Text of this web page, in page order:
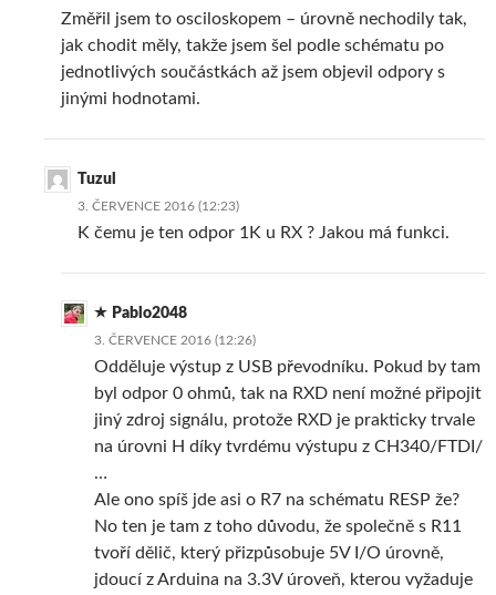
Změřil jsem to osciloskopem – úrovně nechodily tak,
jak chodit měly, takže jsem šel podle schématu po
jednotlivých součástkách až jsem objevil odpory s
jinými hodnotami.
Tuzul
3. ČERVENCE 2016 (12:23)
K čemu je ten odpor 1K u RX ? Jakou má funkci.
Pablo2048
3. ČERVENCE 2016 (12:26)
Odděluje výstup z USB převodníku. Pokud by tam
byl odpor 0 ohmů, tak na RXD není možné připojit
jiný zdroj signálu, protože RXD je prakticky trvale
na úrovni H díky tvrdému výstupu z CH340/FTDI/
…
Ale ono spíš jde asi o R7 na schématu RESP že?
No ten je tam z toho důvodu, že společně s R11
tvoří dělič, který přizpůsobuje 5V I/O úrovně,
jdoucí z Arduina na 3.3V úroveň, kterou vyžaduje